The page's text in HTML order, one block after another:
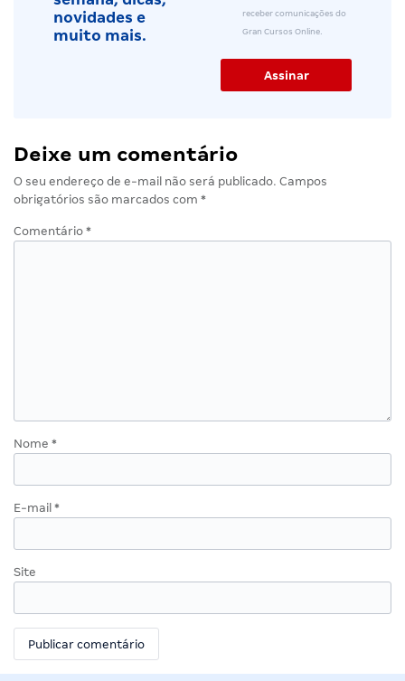
novidades e
muito mais.
receber comunicações do
Gran Cursos Online.
Deixe um comentário
O seu endereço de e-mail não será publicado. Campos
obrigatórios são marcados com *
Comentário *
Nome *
E-mail *
Site